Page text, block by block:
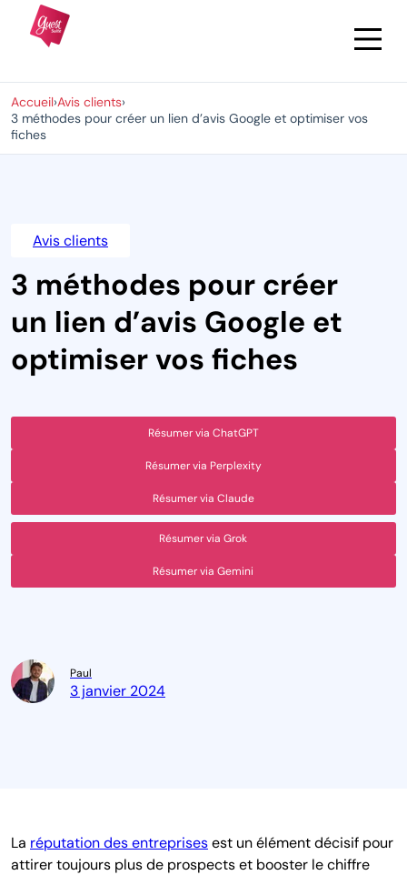
Accueil›Avis clients›
3 méthodes pour créer un lien d’avis Google et optimiser vos
fiches
Avis clients
3 méthodes pour créer
un lien d’avis Google et
optimiser vos fiches
Résumer via ChatGPT
Résumer via Perplexity
Résumer via Claude
Résumer via Grok
Résumer via Gemini
Paul
3 janvier 2024
La réputation des entreprisesest un élément décisif pour
attirer toujours plus de prospects et booster le chiffre